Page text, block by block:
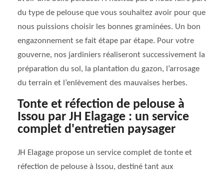
du type de pelouse que vous souhaitez avoir pour que
nous puissions choisir les bonnes graminées. Un bon
engazonnement se fait étape par étape. Pour votre
gouverne, nos jardiniers réaliseront successivement la
préparation du sol, la plantation du gazon, l’arrosage
du terrain et l’enlèvement des mauvaises herbes.
Tonte et réfection de pelouse à
Issou par JH Elagage : un service
complet d'entretien paysager
JH Elagage propose un service complet de tonte et
réfection de pelouse à Issou, destiné tant aux